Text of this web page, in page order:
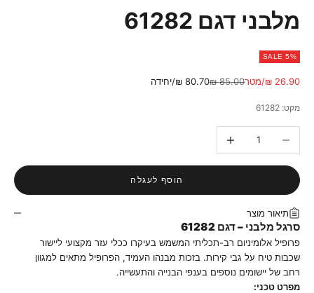
מלבני דגם 61282
SALE 5%
מחיר מבצע
26.90 ₪/מטר מחיר רגיל
85.00 ₪ 80.70 ₪/יחידה
מקט: 61282
הוסף לעגלה
תיאור מוצר
סרגל מלבני – דגם 61282
פרופיל אלומיניום רב-תכליתי המשמש בעיקרו ככלי עזר מקצועי ליישור
שכבות טיח על גבי קירות. בזכות מבנהו העמיד, הפרופיל מתאים למגוון
רחב של יישומים נוספים בענפי הבנייה והתעשייה.
מפרט טכני: